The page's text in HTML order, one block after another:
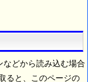
などから読み込む場合
ると、このページの